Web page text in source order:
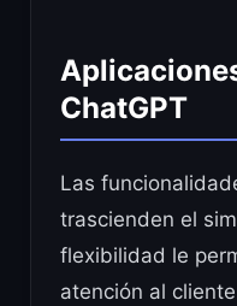
ChatGPT
Las
trascienden el
flexibilidad le
atención al